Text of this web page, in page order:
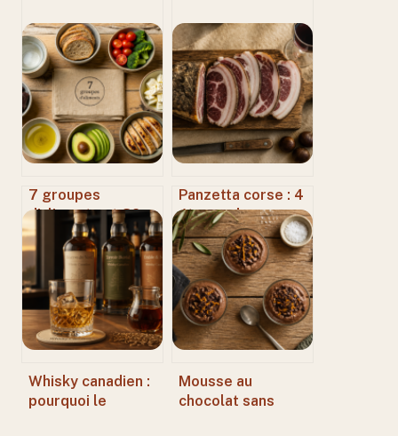
7 groupes
d’aliments et 32
sous-groupes : le
guide complet
pour composer vos
repas sans
carences
Panzetta corse : 4
étapes de
fabrication
artisanale pour un
goût authentique
Whisky canadien :
pourquoi le
Mousse au
chocolat sans